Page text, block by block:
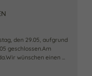
den 29.05, aufgrund
geschlossen.Am
wünschen einen ...